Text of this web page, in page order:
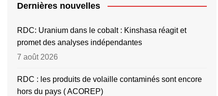
Dernières nouvelles
RDC: Uranium dans le cobalt : Kinshasa réagit et
promet des analyses indépendantes
7 août 2026
RDC : les produits de volaille contaminés sont encore
hors du pays ( ACOREP)